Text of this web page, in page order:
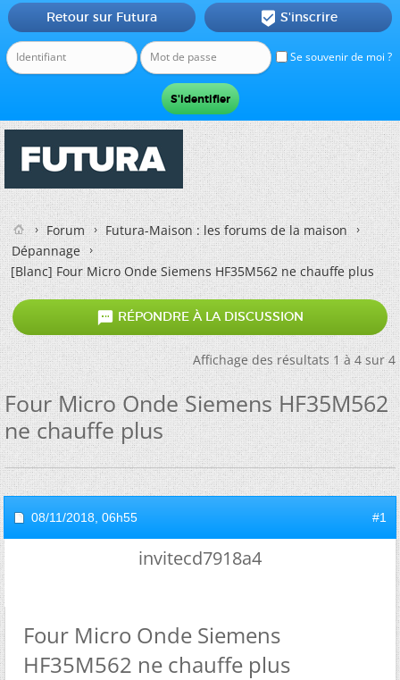
Se souvenir de moi ?
Retour sur Futura  S'inscrire
Forum
Futura-Maison : les forums de la maison
Dépannage
[Blanc]Four Micro Onde Siemens HF35M562 ne chauffe plus
 RÉPONDRE À LA DISCUSSION
Affichage des résultats 1 à 4 sur 4
Four Micro Onde Siemens HF35M562
ne chauffe plus
08/11/2018, 06h55 #1
invitecd7918a4
Four Micro Onde Siemens
HF35M562 ne chauffe plus